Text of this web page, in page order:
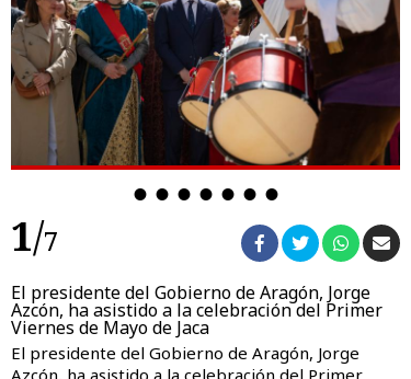
1/7
El presidente del Gobierno de Aragón, Jorge
Azcón, ha asistido a la celebración del Primer
Viernes de Mayo de Jaca
El presidente del Gobierno de Aragón, Jorge